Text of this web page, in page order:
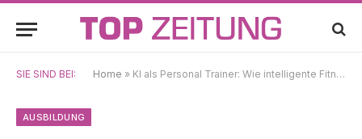
SIE SIND BEI: Home » KI als Personal Trainer: Wie intelligente Fitnessgeräte das Heimtraining verändern
AUSBILDUNG